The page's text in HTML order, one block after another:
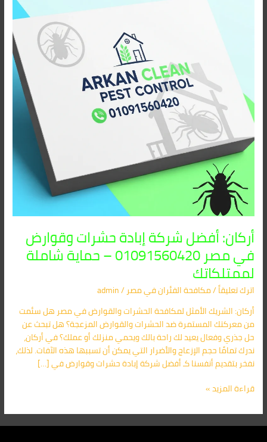
أركان: أفضل شركة إبادة حشرات وقوارض
في مصر 01091560420 – حماية شاملة
لممتلكاتك
اترك تعليقاً/مكافحة الفئران​ في مصر/
admin
أركان: الشريك الأمثل لمكافحة الحشرات والقوارض في مصر هل سئمت
من معركتك المستمرة ضد الحشرات والقوارض المزعجة؟ هل تبحث عن
حل جذري وفعال يعيد لك راحة بالك ويحمي منزلك أو عملك؟ في أركان،
ندرك تمامًا حجم الإزعاج والأضرار التي يمكن أن تسببها هذه الآفات. لذلك،
نفخر بتقديم أنفسنا كـ أفضل شركة إبادة حشرات وقوارض في […]
01091560420
–
حماية
شاملة
لممتلكاتك
قراءة المزيد »